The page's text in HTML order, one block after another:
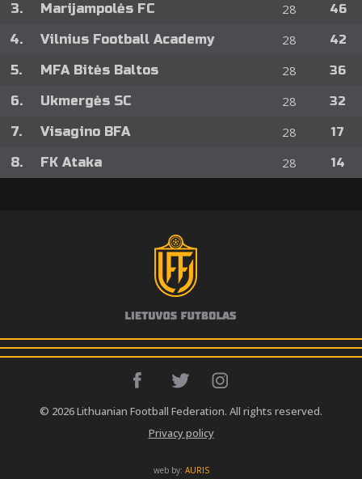
3. Marijampolės FC 28 46
4. Vilnius Football Academy 28 42
5. MFA Bitės Baltos 28 36
6. Ukmergės SC 28 32
7. Visagino BFA 28 17
8. FK Ataka 28 14
© 2026 Lithuanian Football Federation. All rights reserved.
Privacy policy
web by: AURIS